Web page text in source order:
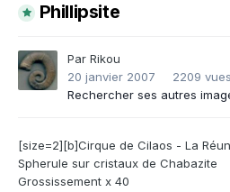
Phillipsite
Par Rikou
20 janvier 2007
2209 vues
Rechercher ses autres
[size=2][b]Cirque de Cilaos - La
Spherule sur cristaux de Chabazite
Grossissement x 40